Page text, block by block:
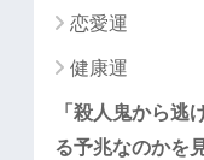
恋愛運
健康運
「殺人鬼から逃
る予兆なのかを